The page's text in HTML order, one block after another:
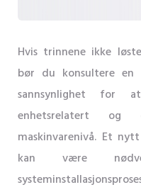
Hvis trinnene ikke
bør du konsultere en
sannsynlighet
enhetsrelatert
maskinvarenivå. Et
kan være